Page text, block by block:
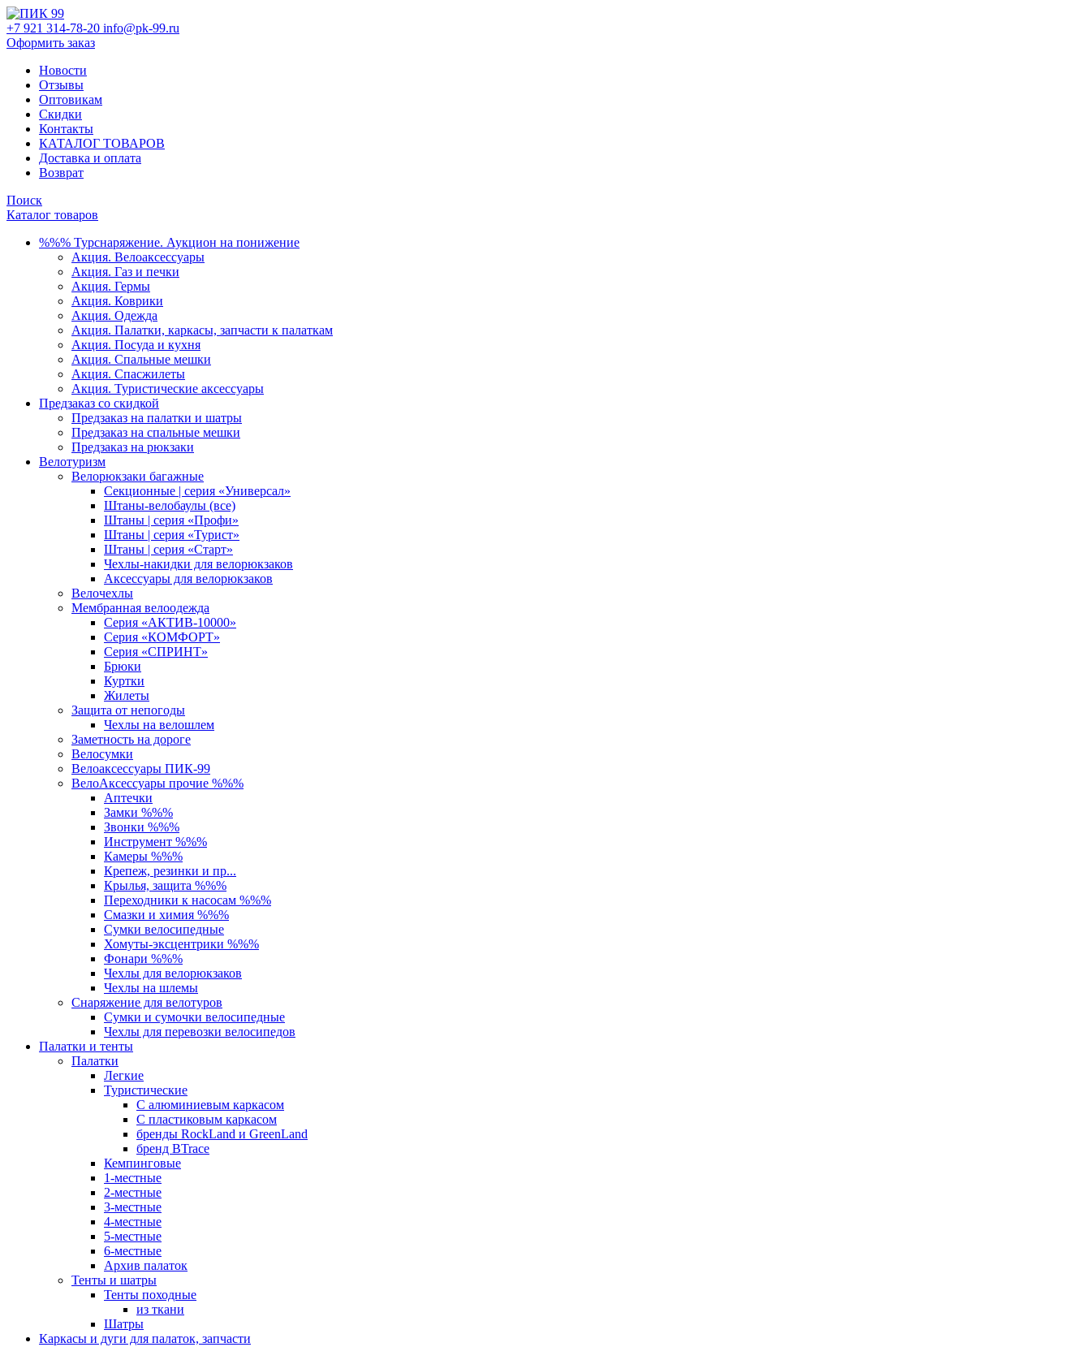
+7 921 314-78-20 info@pk-99.ru
Оформить заказ
Новости
Отзывы
Оптовикам
Скидки
Контакты
КАТАЛОГ ТОВАРОВ
Доставка и оплата
Возврат
Поиск
Каталог товаров
%%% Турснаряжение. Аукцион на понижение
Акция. Велоаксессуары
Акция. Газ и печки
Акция. Гермы
Акция. Коврики
Акция. Одежда
Акция. Палатки, каркасы, запчасти к палаткам
Акция. Посуда и кухня
Акция. Спальные мешки
Акция. Спасжилеты
Акция. Туристические аксессуары
Предзаказ со скидкой
Предзаказ на палатки и шатры
Предзаказ на спальные мешки
Предзаказ на рюкзаки
Велотуризм
Велорюкзаки багажные
Секционные | серия «Универсал»
Штаны-велобаулы (все)
Штаны | серия «Профи»
Штаны | серия «Турист»
Штаны | серия «Старт»
Чехлы-накидки для велорюкзаков
Аксессуары для велорюкзаков
Велочехлы
Мембранная велоодежда
Серия «АКТИВ-10000»
Серия «КОМФОРТ»
Серия «СПРИНТ»
Брюки
Куртки
Жилеты
Защита от непогоды
Чехлы на велошлем
Заметность на дороге
Велосумки
Велоаксессуары ПИК-99
ВелоАксессуары прочие %%%
Аптечки
Замки %%%
Звонки %%%
Инструмент %%%
Камеры %%%
Крепеж, резинки и пр...
Крылья, защита %%%
Переходники к насосам %%%
Смазки и химия %%%
Сумки велосипедные
Хомуты-эксцентрики %%%
Фонари %%%
Чехлы для велорюкзаков
Чехлы на шлемы
Снаряжение для велотуров
Сумки и сумочки велосипедные
Чехлы для перевозки велосипедов
Палатки и тенты
Палатки
Легкие
Туристические
С алюминиевым каркасом
С пластиковым каркасом
бренды RockLand и GreenLand
бренд BTrace
Кемпинговые
1-местные
2-местные
3-местные
4-местные
5-местные
6-местные
Архив палаток
Тенты и шатры
Тенты походные
из ткани
Шатры
Каркасы и дуги для палаток, запчасти